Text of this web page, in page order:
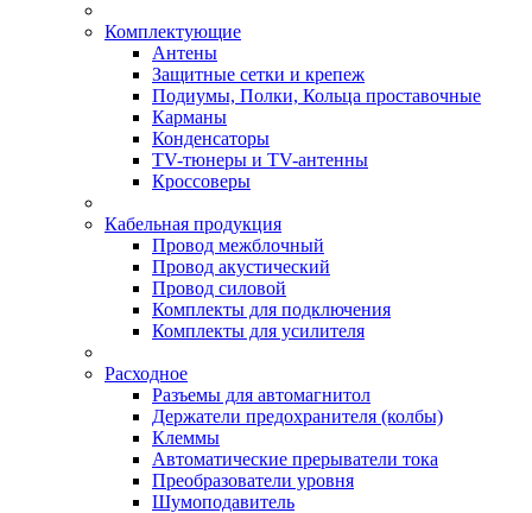
Комплектующие
Антены
Защитные сетки и крепеж
Подиумы, Полки, Кольца проставочные
Карманы
Конденсаторы
TV-тюнеры и TV-антенны
Кроссоверы
Кабельная продукция
Провод межблочный
Провод акустический
Провод силовой
Комплекты для подключения
Комплекты для усилителя
Расходное
Разъемы для автомагнитол
Держатели предохранителя (колбы)
Клеммы
Автоматические прерыватели тока
Преобразователи уровня
Шумоподавитель